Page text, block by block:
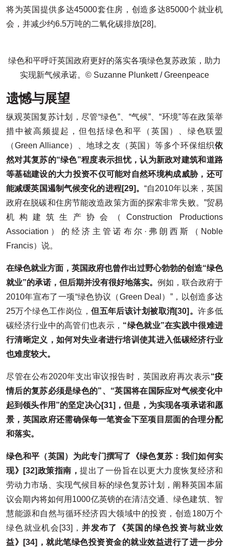
将为英国提供多达45000套住房，创造多达85000个就业机
会，并减少约6.5万吨的二氧化碳排放[28]。
绿色和平呼吁英国政府更好的落实各项绿色复苏政策，助力
实现新气候承诺。© Suzanne Plunkett / Greenpeace
遗憾与展望
纵观英国复苏计划，尽管“绿色”、“气候”、“环境”等在政策举
措中被高频提起，但包括绿色和平（英国）、绿色联盟
（Green Alliance）、地球之友（英国）等多个环保组织依
然对其复苏的“绿色”程度表示担忧，认为新政对建筑和道路
等基础建设的大力投资不仅可能对自然环境构成威胁，还可
能减缓英国遏制气候变化的进程[29]。 “自2010年以来，英国
政府在脱碳和住房节能改造政策方面的探索非常失败。”贸易
机构建筑生产协会（Construction Productions
Association）的经济主管诺布尔·弗朗西斯（Noble
Francis）说。
在绿色就业方面，英国政府也曾作出过野心勃勃的创造“绿色
就业”的承诺，但后期并没有很好地落实。 例如，联合政府于
2010年宣布了一项“绿色协议（Green Deal）”，以创造多达
25万个绿色工作岗位，但五年后该计划被取消[30]。许多低
碳经济行业中的高管们也表示， “绿色就业”在实践中很难进
行清晰定义，如何对失业者进行培训使其进入低碳经济行业
也难度较大。
尽管在公布2020年支出审议报告时，英国政府再次表示“疫
情后的复苏必须是绿色的”、“英国将在国际应对气候变化中
起到领头作用”的坚定决心[31]，但是，为实现各项承诺和愿
景，英国政府还需确保每一笔资金下至项目层面的合理分配
和落实。
绿色和平（英国）为此专门撰写了《绿色复苏：我们如何实
现》
[32]政策指南， 提出了一份旨在以更大力度恢复经济和
劳动力市场、实现气候目标的绿色复苏计划，阐释英国本届
议会期内将如何用1000亿英镑的在清洁交通、绿色建筑、智
慧能源和自然与循环经济四大领域中的投资，创造180万个
绿色就业机会[33]，并发布了《英国的绿色投资与就业效
益》
[34]， 就此笔绿色投资资金的就业效益进行了进一步分